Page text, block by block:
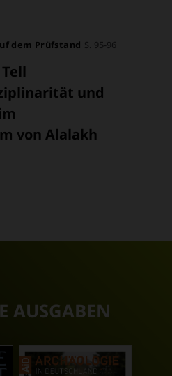
dem Prüfstand S. 95-96
und
von Alalakh
AUSGABEN